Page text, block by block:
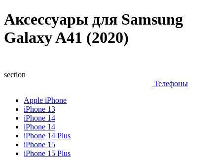
Аксессуары для Samsung
Galaxy A41 (2020)
section
Телефоны
Apple iPhone
iPhone 13
iPhone 14
iPhone 14
iPhone 14 Plus
iPhone 15
iPhone 15 Plus